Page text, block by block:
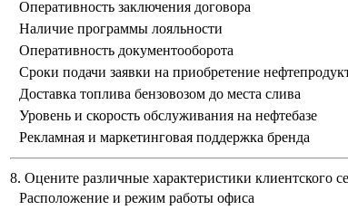
Оперативность заключения договора
Наличие программы лояльности
Оперативность документооборота
Сроки подачи заявки на приобретение
Доставка топлива бензовозом до места слива
Уровень и скорость обслуживания на нефтебазе
Рекламная и маркетинговая поддержка бренда
8. Оцените различные характеристики клиентского
Расположение и режим работы офиса